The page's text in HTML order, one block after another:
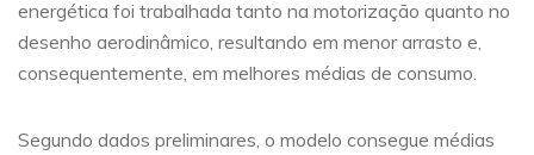
energética foi trabalhada tanto na motorização quanto no
desenho aerodinâmico, resultando em menor arrasto e,
consequentemente, em melhores médias de consumo.
Segundo dados preliminares, o modelo consegue médias